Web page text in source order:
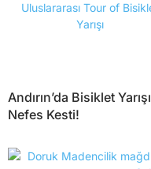
Andırın’da Bisiklet Yarışı
Nefes Kesti!